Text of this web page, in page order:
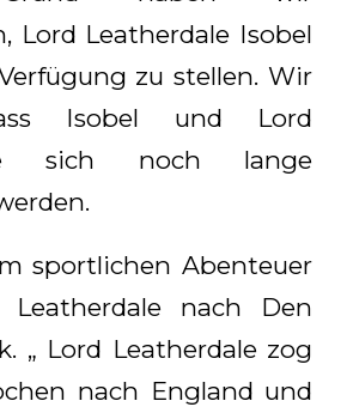
Lord Leatherdale Isobel
zu stellen. Wir
Isobel und Lord
sich noch lange
sportlichen Abenteuer
nach Den
„ Lord Leatherdale zog
nach England und